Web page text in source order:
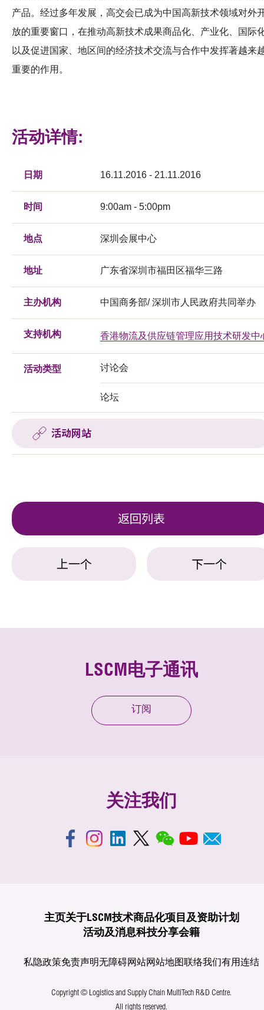
产品。经过多年发展，高交会已成为中国高新技术领域对外
放的重要窗口，在推动高新技术成果商品化、产业化、国际
以及促进国家、地区间的经济技术交流与合作中发挥著越来
重要的作用。
活动详情:
日期 16.11.2016 - 21.11.2016
时间 9:00am - 5:00pm
地点 深圳会展中心
地址 广东省深圳市福田区福华三路
主办机构 中国商务部/ 深圳市人民政府共同举办
支持机构 香港物流及供应链管理应用技术研发中
活动类型 讨论会
论坛
活动网站
返回列表
上一个 下一个
LSCM电子通讯
订阅
关注我们
主页关于LSCM技术商品化项目及资助计划
活动及消息科技分享会籍
私隐政策免责声明无障碍网站网站地图联络我们有用连结
Copyright © Logistics and Supply Chain MultiTech R&D Centre.
All rights reserved.